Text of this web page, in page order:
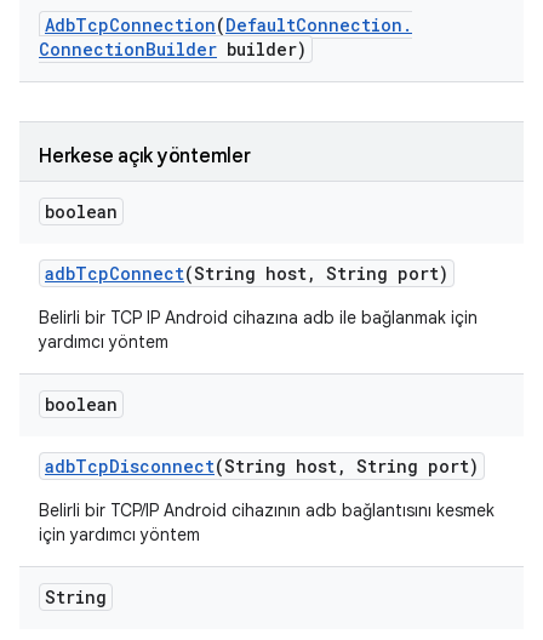
AdbTcpConnection(DefaultConnection .
ConnectionBuilder builder)
Herkese açık yöntemler
boolean
adbTcpConnect(String host, String port)
Belirli bir TCP IP Android cihazına adb ile bağlanmak için
yardımcı yöntem
boolean
adbTcpDisconnect(String host, String port)
Belirli bir TCP/IP Android cihazının adb bağlantısını kesmek
için yardımcı yöntem
String